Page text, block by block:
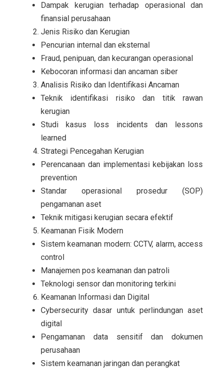
Dampak kerugian terhadap operasional dan
finansial perusahaan
Jenis Risiko dan Kerugian
Pencurian internal dan eksternal
Fraud, penipuan, dan kecurangan operasional
Kebocoran informasi dan ancaman siber
Analisis Risiko dan Identifikasi Ancaman
Teknik identifikasi risiko dan titik rawan
kerugian
Studi kasus loss incidents dan lessons
learned
Strategi Pencegahan Kerugian
Perencanaan dan implementasi kebijakan loss
prevention
Standar operasional prosedur (SOP)
pengamanan aset
Teknik mitigasi kerugian secara efektif
Keamanan Fisik Modern
Sistem keamanan modern: CCTV, alarm, access
control
Manajemen pos keamanan dan patroli
Teknologi sensor dan monitoring terkini
Keamanan Informasi dan Digital
Cybersecurity dasar untuk perlindungan aset
digital
Pengamanan data sensitif dan dokumen
perusahaan
Sistem keamanan jaringan dan perangkat